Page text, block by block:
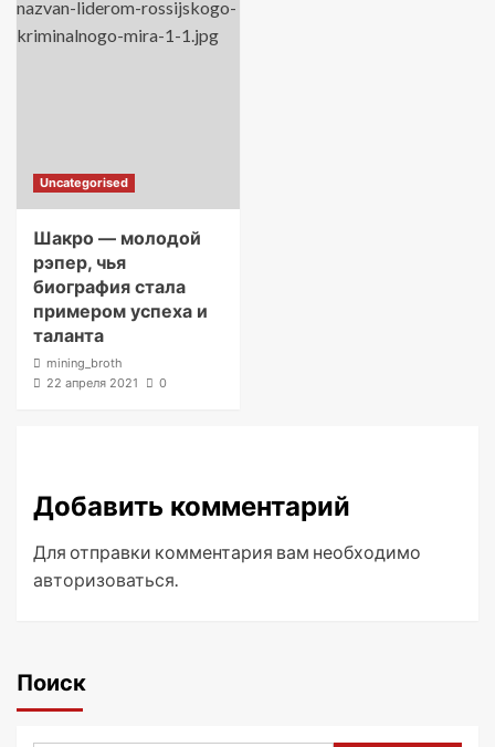
Uncategorised
Шакро — молодой
рэпер, чья
биография стала
примером успеха и
таланта
mining_broth
22 апреля 2021
0
Добавить комментарий
Для отправки комментария вам необходимо
авторизоваться.
Поиск